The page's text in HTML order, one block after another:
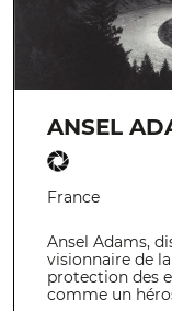
ANSEL
France
Ansel Adams,
visionnaire de
protection des
comme un